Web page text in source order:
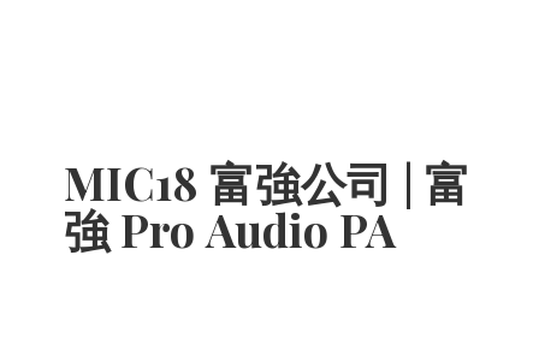
MIC18 富強公司 | 富
強 Pro Audio PA